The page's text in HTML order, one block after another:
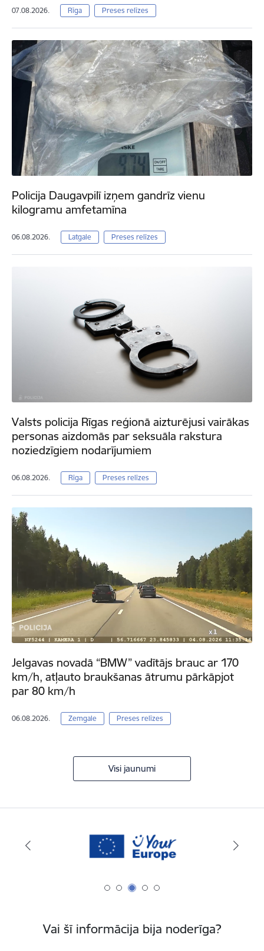
07.08.2026. Rīga Preses relīzes
Policija Daugavpilī izņem gandrīz vienu
kilogramu amfetamīna
06.08.2026. Latgale Preses relīzes
Valsts policija Rīgas reģionā aizturējusi vairākas
personas aizdomās par seksuāla rakstura
noziedzīgiem nodarījumiem
06.08.2026. Rīga Preses relīzes
Jelgavas novadā “BMW” vadītājs brauc ar 170
km/h, atļauto braukšanas ātrumu pārkāpjot
par 80 km/h
06.08.2026. Zemgale Preses relīzes
Visi jaunumi
Vai šī informācija bija noderīga?